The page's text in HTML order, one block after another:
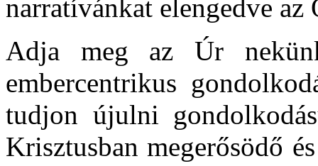
narratívánkat elengedve
Adja meg az Úr
embercentrikus
tudjon újulni
Krisztusban megerősödő